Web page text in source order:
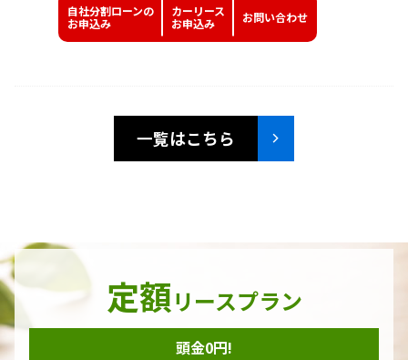
自社分割ローンの
お申込み
カーリース
お申込み
お問い合わせ
一覧はこちら
定額リースプラン
頭金0円!